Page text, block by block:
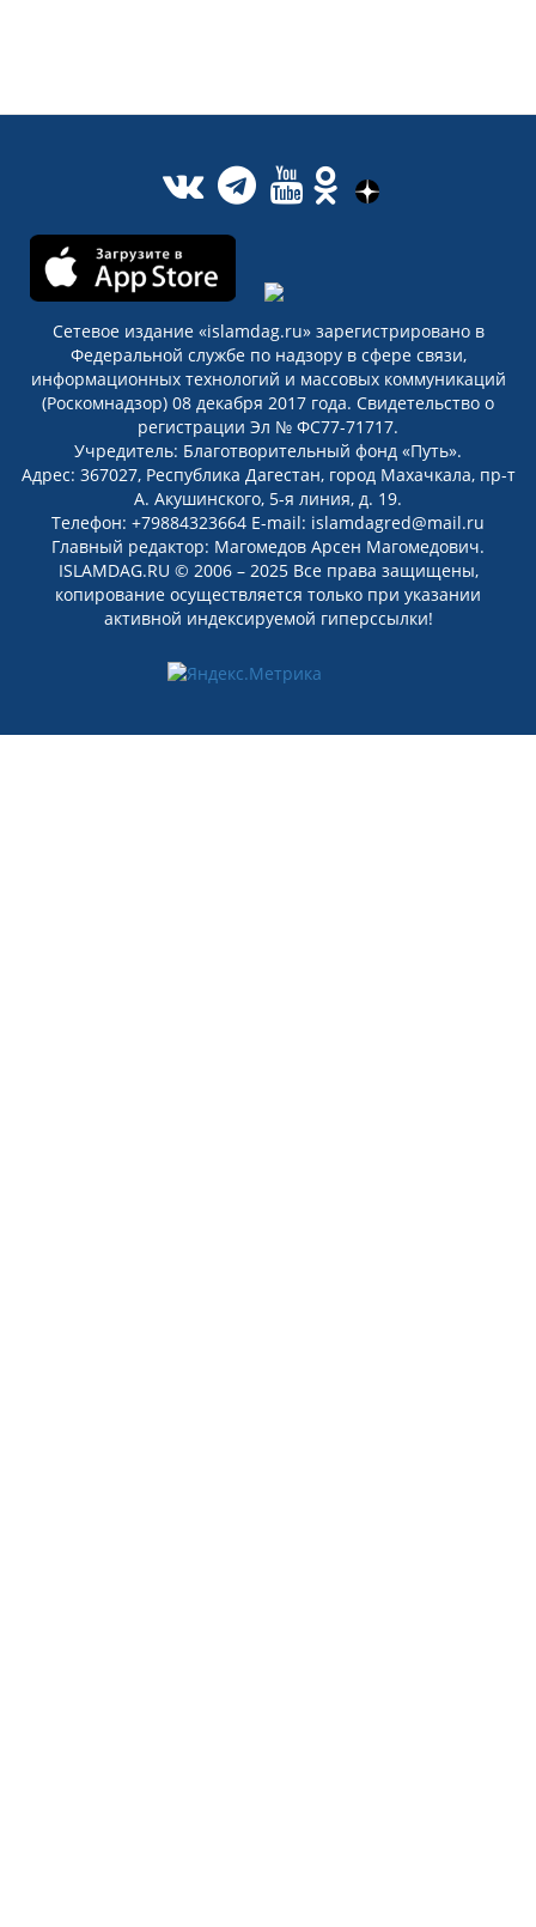
Сетевое издание «islamdag.ru» зарегистрировано в
Федеральной службе по надзору в сфере связи,
информационных технологий и массовых коммуникаций
(Роскомнадзор) 08 декабря 2017 года. Свидетельство о
регистрации Эл № ФС77-71717.
Учредитель: Благотворительный фонд «Путь».
Адрес: 367027, Республика Дагестан, город Махачкала, пр-т
А. Акушинского, 5-я линия, д. 19.
Телефон: +79884323664 E-mail: islamdagred@mail.ru
Главный редактор: Магомедов Арсен Магомедович.
ISLAMDAG.RU © 2006 – 2025 Все права защищены,
копирование осуществляется только при указании
активной индексируемой гиперссылки!